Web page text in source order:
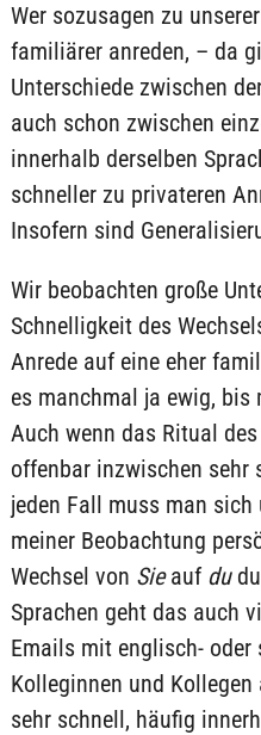
Wer sozusagen zu
familiärer anreden, – da
Unterschiede zwischen
auch schon zwischen
innerhalb derselben
schneller zu privateren
Insofern sind
Wir beobachten große
Schnelligkeit des
Anrede auf eine eher
es manchmal ja ewig,
Auch wenn das Ritual
offenbar inzwischen sehr
jeden Fall muss man sich
meiner Beobachtung
Wechsel von Sieauf du
Sprachen geht das auch
Emails mit englisch- oder
Kolleginnen und
sehr schnell, häufig